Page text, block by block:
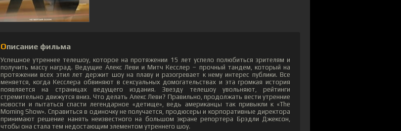
Описание фильма
Успешное утреннее телешоу, которое на протяжении 15 лет успело полюбиться зрителям и
получить массу наград. Ведущие Алекс Леви и Митч Кесслер – прочный тандем, который на
протяжении всех этил лет держит шоу на плаву и разогревает к нему интерес публики. Все
меняется, когда Кесслера обвиняют в сексуальных домогательствах и эта громкая история
появляется на страницах ведущего издания. Звезду телешоу увольняют, рейтинги
стремительно движутся вниз. Что делать Алекс Леви? Правильно, продолжать вести утренние
новости и пытаться спасти легендарное «детище», ведь американцы так привыкли к «The
Morning Show». Справиться в одиночку не получается, продюсеры и корпоративные директора
принимают решение нанять неизвестного на большом экране репортера Брэдли Джексон,
чтобы она стала тем недостающим элементом утреннего шоу.